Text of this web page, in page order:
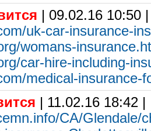
| 09.02.16 10:50
uk-car-insurance-
womans-
car-hire-including-
medical-insurance-
| 11.02.16 18:42 |
CA/Glendale/